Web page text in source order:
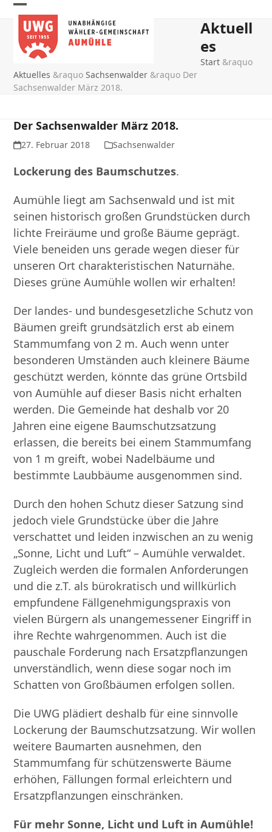
Skip
content
Open
mobile
menu
Close
mobile
menu
Aktuell
es
Start &raquo
Aktuelles &raquoSachsenwalder &raquo Der
Sachsenwalder März 2018.
Der Sachsenwalder März 2018.
27. Februar 2018 Sachsenwalder
Lockerung des Baumschutzes.
Aumühle liegt am Sachsenwald und ist mit
seinen historisch großen Grundstücken durch
lichte Freiräume und große Bäume geprägt.
Viele beneiden uns gerade wegen dieser für
unseren Ort charakteristischen Naturnähe.
Dieses grüne Aumühle wollen wir erhalten!
Der landes- und bundesgesetzliche Schutz von
Bäumen greift grundsätzlich erst ab einem
Stammumfang von 2 m. Auch wenn unter
besonderen Umständen auch kleinere Bäume
geschützt werden, könnte das grüne Ortsbild
von Aumühle auf dieser Basis nicht erhalten
werden. Die Gemeinde hat deshalb vor 20
Jahren eine eigene Baumschutzsatzung
erlassen, die bereits bei einem Stammumfang
von 1 m greift, wobei Nadelbäume und
bestimmte Laubbäume ausgenommen sind.
Durch den hohen Schutz dieser Satzung sind
jedoch viele Grundstücke über die Jahre
verschattet und leiden inzwischen an zu wenig
„Sonne, Licht und Luft“ – Aumühle verwaldet.
Zugleich werden die formalen Anforderungen
und die z.T. als bürokratisch und willkürlich
empfundene Fällgenehmigungspraxis von
vielen Bürgern als unangemessener Eingriff in
ihre Rechte wahrgenommen. Auch ist die
pauschale Forderung nach Ersatzpflanzungen
unverständlich, wenn diese sogar noch im
Schatten von Großbäumen erfolgen sollen.
Die UWG plädiert deshalb für eine sinnvolle
Lockerung der Baumschutzsatzung. Wir wollen
weitere Baumarten ausnehmen, den
Stammumfang für schützenswerte Bäume
erhöhen, Fällungen formal erleichtern und
Ersatzpflanzungen einschränken.
Für mehr Sonne, Licht und Luft in Aumühle!